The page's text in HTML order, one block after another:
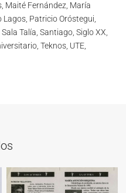
Maité Fernández, María
Lagos, Patricio Oróstegui,
Talía, Santiago, Siglo XX,
Teknos, UTE,